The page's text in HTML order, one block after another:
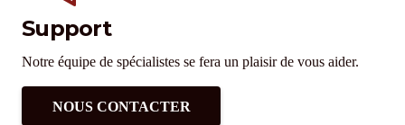
Support
Notre équipe de spécialistes se fera un plaisir de vous aider.
NOUS CONTACTER